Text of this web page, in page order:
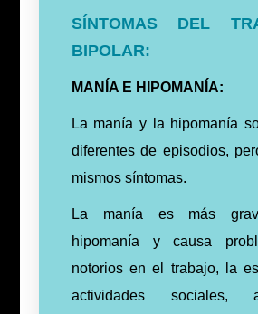
SÍNTOMAS DEL
BIPOLAR:
MANÍA E HIPOMANÍA:
La manía y la hipomanía
diferentes de episodios,
mismos síntomas.
La manía es más
hipomanía y causa
notorios en el trabajo, la
actividades sociales,